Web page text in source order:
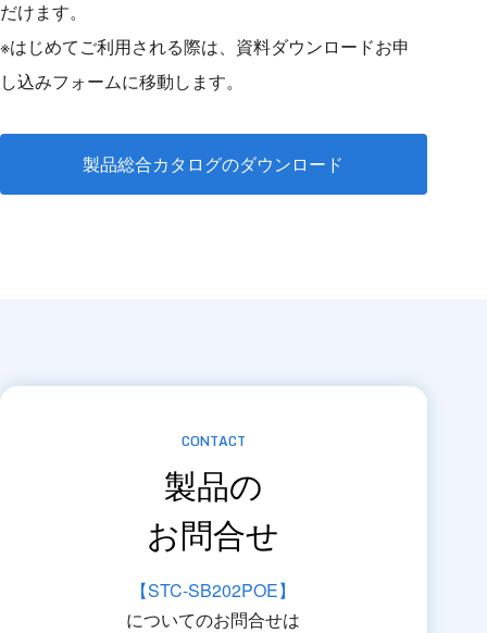
だけます。
※はじめてご利用される際は、資料ダウンロードお申
し込みフォームに移動します。
製品総合カタログのダウンロード
CONTACT
製品の
お問合せ
【STC-SB202POE】
についてのお問合せは